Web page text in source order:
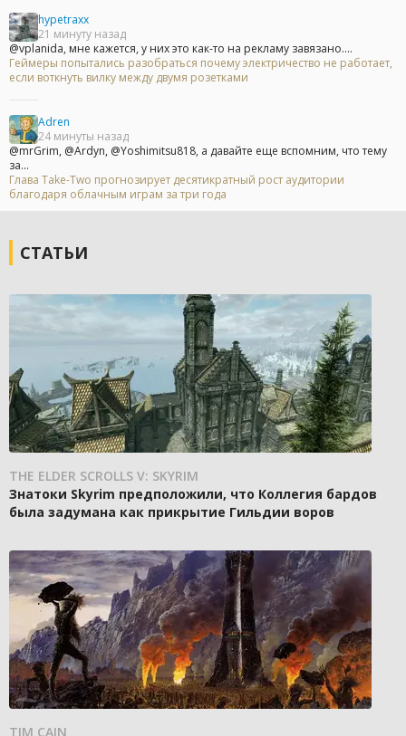
hypetraxx
21 минуту назад
@vplanida, мне кажется, у них это как-то на рекламу завязано....
Геймеры попытались разобраться почему электричество не работает,
если воткнуть вилку между двумя розетками
Adren
24 минуты назад
@mrGrim, @Ardyn, @Yoshimitsu818, а давайте еще вспомним, что тему
за...
Глава Take-Two прогнозирует десятикратный рост аудитории
благодаря облачным играм за три года
СТАТЬИ
THE ELDER SCROLLS V: SKYRIM
Знатоки Skyrim предположили, что Коллегия бардов
была задумана как прикрытие Гильдии воров
TIM CAIN